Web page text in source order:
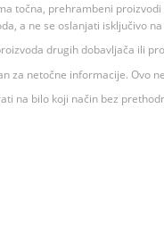
točna, prehrambeni
a ne se oslanjati isključivo
drugih dobavljača ili
za netočne informacije. Ovo
na bilo koji način bez